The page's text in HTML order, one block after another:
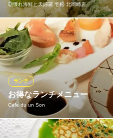
三嶋寿司 昭和店
和食 個室 宴会 送迎
ＪＲ東海道本線西岡崎駅南口
愛知県岡崎市昭和町字薬師6-1
おすすめランチメニュー
重の家御膳
昼夜限定20食 2,750円税込
刺身定食2200円税込
2,200円(税込)
うな重定食
3,520円(税込)
ランチメニュ
日本料理 重の家
朝獲れ海鮮と天婦羅 壱松 北岡崎店
毎日仕入れている旬食材からそ
毎日愉しみにしていただいてい
例えば、鮮魚の刺身や旬食材の
ランチのご飯はおかわりOK！手
も付いており人気の商品です。
おすすめランチメニュー
天婦羅ランチ定食
1,400円(税込)
お得なランチメニュー
Cafe du un Son
ランチ
全てのランチメニューに前菜プ